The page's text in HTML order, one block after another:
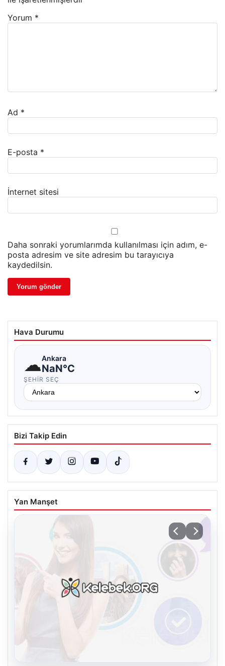
Yorum *
Ad *
E-posta *
İnternet sitesi
Daha sonraki yorumlarımda kullanılması için adım, e-
posta adresim ve site adresim bu tarayıcıya
kaydedilsin.
Hava Durumu
☁Ankara
NaN°C
ŞEHIR SEÇ
Bizi Takip Edin
Yan Manşet